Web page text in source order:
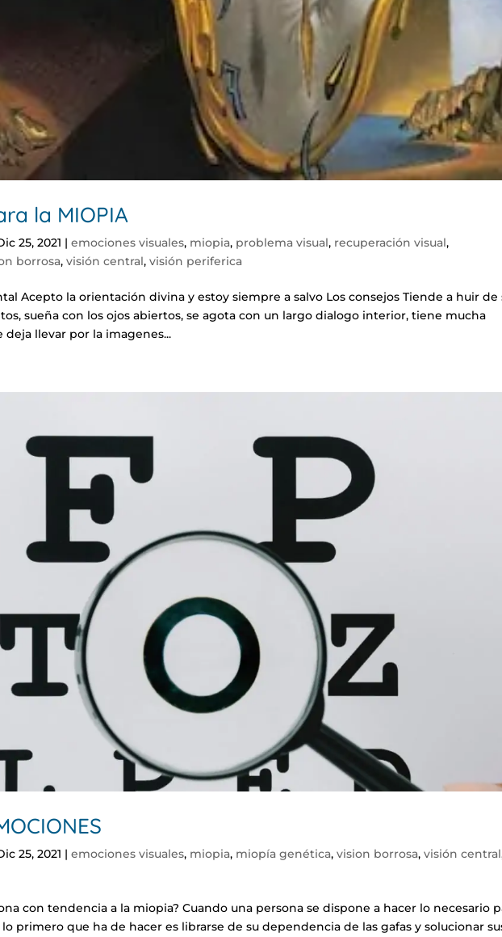
la MIOPIA
25, 2021 |emociones visuales, miopia, problema visual, recuperación visual,
borrosa,visión central,visión periferica
Acepto la orientación divina y estoy siempre a salvo Los consejos Tiende a huir de
sueña con los ojos abiertos, se agota con un largo dialogo interior, tiene mucha
llevar por la imagenes...
25, 2021 |emociones visuales, miopia, miopía genética,vision borrosa,visión central
con tendencia a la miopia? Cuando una persona se dispone a hacer lo necesario
primero que ha de hacer es librarse de su dependencia de las gafas y solucionar